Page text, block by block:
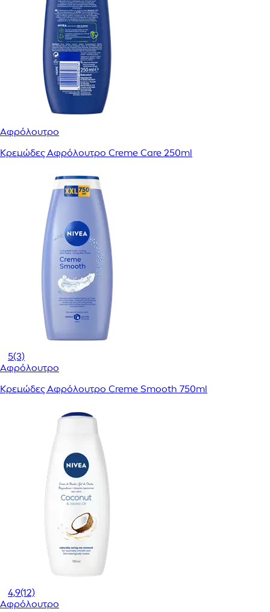
Αφρόλουτρο
Κρεμώδες Αφρόλουτρο Creme Care 250ml
5(3)
Αφρόλουτρο
Κρεμώδες Αφρόλουτρο Creme Smooth 750ml
4,9(12)
Αφρόλουτρο